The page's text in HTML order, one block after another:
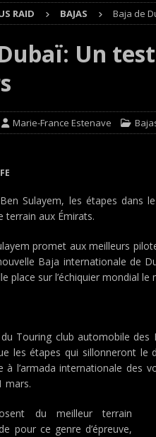
2026 ]
Paul Cauhaupé rejoint le
EDITO CIRCUIT
‘1-2-4-5-3 : 50 ans de
2026 ]
2026 ] GT4 AKKODIS-ASP :
RAID BAJAS Baja de
Un
Marie-France Estenave
Sulayem, les étapes dans
terrain aux Émirats.
promet aux meilleurs
Baja internationale de
place sur l’échiquier mondial le
Touring club automobile des
les étapes qui sillonneront
à l’armada internationale des
mars.
du meilleur terrain
pour ce genre d’épreuve,